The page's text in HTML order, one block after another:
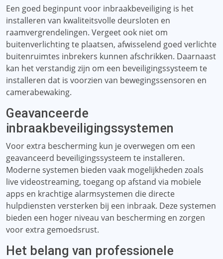
Een goed beginpunt voor inbraakbeveiliging is het
installeren van kwaliteitsvolle deursloten en
raamvergrendelingen. Vergeet ook niet om
buitenverlichting te plaatsen, afwisselend goed verlichte
buitenruimtes inbrekers kunnen afschrikken. Daarnaast
kan het verstandig zijn om een ​​beveiligingssysteem te
installeren dat is voorzien van bewegingssensoren en
camerabewaking.
Geavanceerde
inbraakbeveiligingssystemen
Voor extra bescherming kun je overwegen om een ​​
geavanceerd beveiligingssysteem te installeren.
Moderne systemen bieden vaak mogelijkheden zoals
live videostreaming, toegang op afstand via mobiele
apps en krachtige alarmsystemen die directe
hulpdiensten versterken bij een inbraak. Deze systemen
bieden een hoger niveau van bescherming en zorgen
voor extra gemoedsrust.
Het belang van professionele